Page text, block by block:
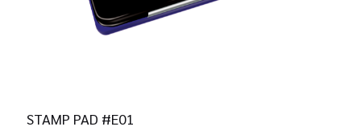
STAMP PAD #E01